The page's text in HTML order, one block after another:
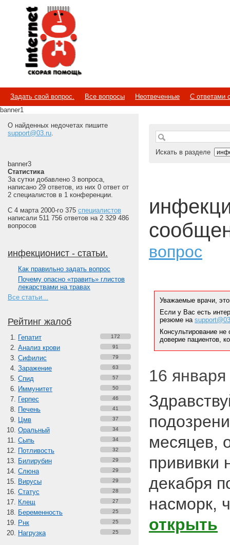
Internet
Скорая помощь
Задать свой вопрос. Все вопросы Неотвеченные
С ответами
banner1
О найденных недочетах пишите
support@03.ru.
banner3
Статистика
За сутки добавлено 3 вопроса,
написано 29 ответов, из них 0 ответ от
2 специалистов в 1 конференции.
С 4 марта 2000-го 375 специалистов
написали 511 756 ответов на 2 329 486
вопросов
инфекционист - статьи.
Как правильно задать вопрос
Почему опасно «травить» глистов
лекарствами на травах
Все статьи...
Рейтинг жалоб
Гепатит 172
Анализ крови 91
Сифилис 79
Заражение 63
Спид 57
Иммунитет 50
Герпес 46
Печень 41
Цмв 37
Оральный 34
Сыпь 34
Потливость 32
Билирубин 29
Слюна 29
Вирусы 29
Статус 28
Клещ 27
Беременность 25
Рнк 25
Нагрузка 25
Искать в разделе
вопрос
Уважаемые врачи,
Если у Вас есть
резюме на
Консультирование
доверие пациентов,
16
месяцев,
прививки
декабря
насморк,
открыть